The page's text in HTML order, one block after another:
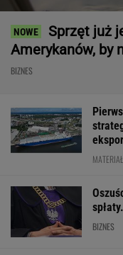
Sprzęt już
Amerykanów, by
BIZNES
BIZNES